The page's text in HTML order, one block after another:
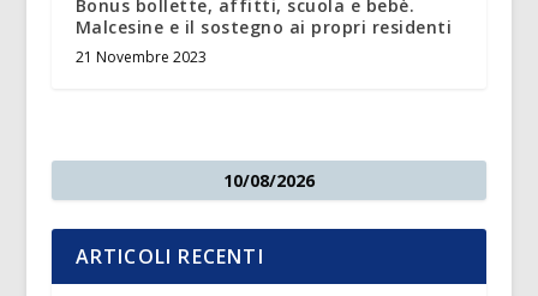
Bonus bollette, affitti, scuola e bebè.
Malcesine e il sostegno ai propri residenti
21 Novembre 2023
10/08/2026
ARTICOLI RECENTI